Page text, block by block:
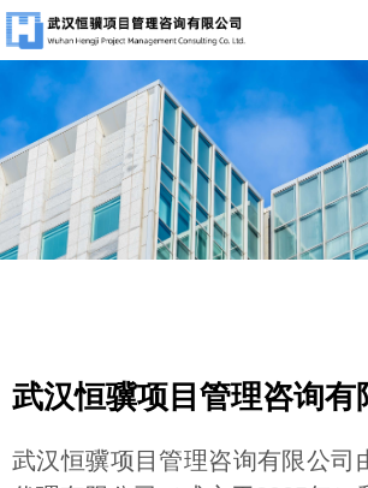
武汉恒骥项目管理咨询有
武汉恒骥项目管理咨询有限公司